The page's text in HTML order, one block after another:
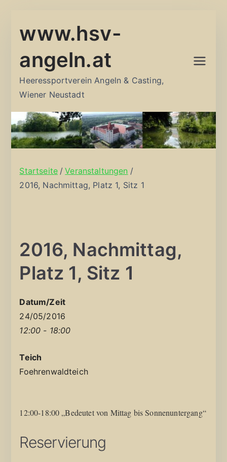
Inhalt
www.hsv-
angeln.at
Heeressportverein Angeln & Casting,
Wiener Neustadt
Startseite
Veranstaltungen
2016, Nachmittag, Platz 1, Sitz 1
2016, Nachmittag,
Platz 1, Sitz 1
Datum/Zeit
24/05/2016
12:00 - 18:00
Teich
Foehrenwaldteich
12:00-18:00 „Bedeutet von Mittag bis Sonnenuntergang“
Reservierung